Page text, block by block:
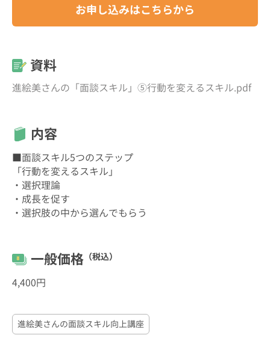
お申し込みはこちらから
資料
進絵美さんの「面談スキル」⑤行動を変えるスキル.pdf
内容
■面談スキル5つのステップ
「行動を変えるスキル」
・選択理論
・成長を促す
・選択肢の中から選んでもらう
一般価格 （税込）
4,400円
進絵美さんの面談スキル向上講座